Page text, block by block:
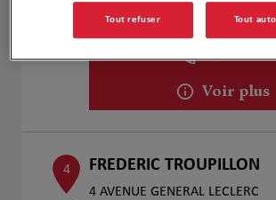
83700 Saint Raphaël
Numéro
Voir plus
4 FREDERIC TROUPILLON
4 AVENUE GENERAL LECLERC
Tout refuser Tout